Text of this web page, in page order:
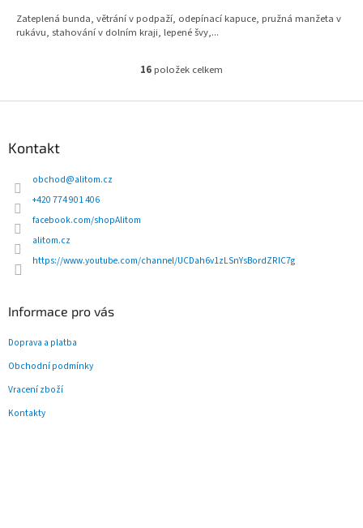
Zateplená bunda, větrání v podpaží, odepínací kapuce, pružná manžeta v
rukávu, stahování v dolním kraji, lepené švy,...
O
l
y
16 položek celkem
Kontakt
obchod@alitom.cz
+420 774 901 406
facebook.com/shopAlitom
alitom.cz
https://www.youtube.com/channel/UCDah6v1zLSnYsBordZRlC7g
Informace pro vás
Doprava a platba
Obchodní podmínky
Vracení zboží
Kontakty